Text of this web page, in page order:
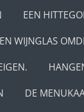
EEN
WIJNGLAS
DE